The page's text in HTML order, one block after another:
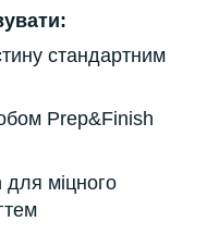
стандартним
Prep&Finish
для міцного